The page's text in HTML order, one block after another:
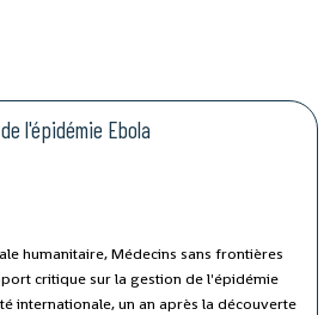
l'épidémie Ebola
humanitaire, Médecins sans frontières
critique sur la gestion de l'épidémie
internationale, un an après la découverte